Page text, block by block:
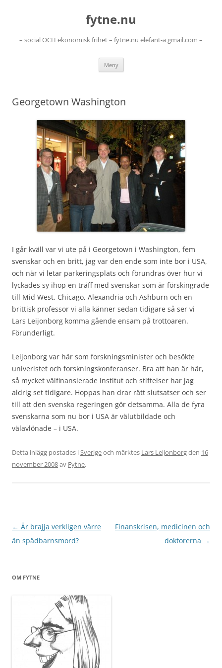
fytne.nu
– social OCH ekonomisk frihet – fytne.nu elefant-a gmail.com –
Meny
Georgetown Washington
I går kväll var vi ute på i Georgetown i Washington, fem
svenskar och en britt, jag var den ende som inte bor i USA,
och när vi letar parkeringsplats och förundras över hur vi
lyckades sy ihop en träff med svenskar som är förskingrade
till Mid West, Chicago, Alexandria och Ashburn och en
brittisk professor vi alla känner sedan tidigare så ser vi
Lars Leijonborg komma gående ensam på trottoaren.
Förunderligt.
Leijonborg var här som forskningsminister och besökte
univeristet och forskningskonferanser. Bra att han är här,
så mycket välfinansierade institut och stiftelser har jag
aldrig set tidigare. Hoppas han drar rätt slutsatser och ser
till att den svenska regeringen gör detsamma. Alla de fyra
svenskarna som nu bor i USA är välutbildade och
välavlönade – i USA.
Detta inlägg postades iSverigeoch märktes Lars Leijonborgden 16
november 2008av Fytne.
Inläggsnavigering
← Är brajja verkligen värre
än spädbarnsmord?
Finanskrisen, medicinen och
doktorerna →
OM FYTNE